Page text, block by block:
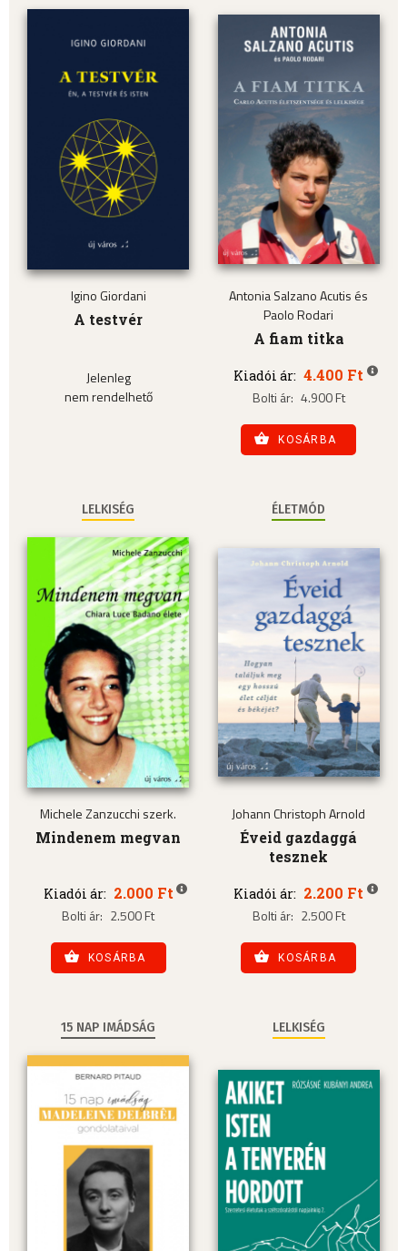
Igino Giordani
A testvér
Jelenleg
nem rendelhető
Antonia Salzano Acutis és
Paolo Rodari
A fiam titka
Kiadói ár: 4.400 Ft
Bolti ár: 4.900 Ft
KOSÁRBA
LELKISÉG
Michele Zanzucchi szerk.
Mindenem megvan
Kiadói ár: 2.000 Ft
Bolti ár: 2.500 Ft
KOSÁRBA
ÉLETMÓD
Johann Christoph Arnold
Éveid gazdaggá
tesznek
Kiadói ár: 2.200 Ft
Bolti ár: 2.500 Ft
KOSÁRBA
15 NAP IMÁDSÁG LELKISÉG